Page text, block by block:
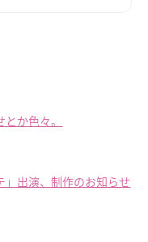
か色々。
出演、制作のお知らせ